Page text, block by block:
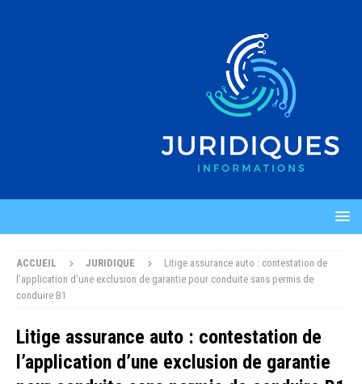
ACCUEIL JURIDIQUE
Litige assurance auto : contestation de
l’application d’une exclusion de garantie pour conduite sans permis de
conduire B1
Litige assurance auto : contestation de
l’application d’une exclusion de garantie